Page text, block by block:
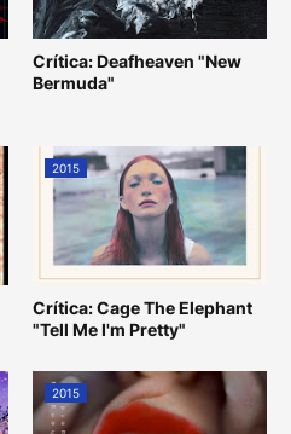
Crítica: Deafheaven "New
Bermuda"
2015
Crítica: Cage The Elephant
"Tell Me I'm Pretty"
2015